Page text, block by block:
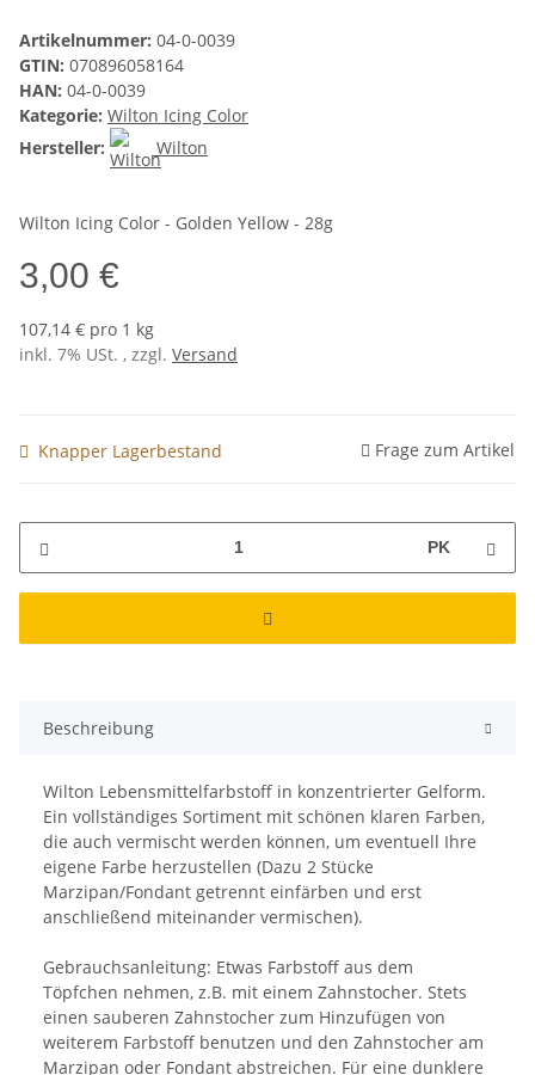
Artikelnummer: 04-0-0039
GTIN: 070896058164
HAN: 04-0-0039
Kategorie: Wilton Icing Color
Hersteller:
Wilton
Wilton Icing Color - Golden Yellow - 28g
3,00 €
107,14 € pro 1 kg
inkl. 7% USt. , zzgl. Versand
Knapper Lagerbestand Frage zum Artikel
PK
Beschreibung
Wilton Lebensmittelfarbstoff in konzentrierter Gelform.
Ein vollständiges Sortiment mit schönen klaren Farben,
die auch vermischt werden können, um eventuell Ihre
eigene Farbe herzustellen (Dazu 2 Stücke
Marzipan/Fondant getrennt einfärben und erst
anschließend miteinander vermischen).
Gebrauchsanleitung: Etwas Farbstoff aus dem
Töpfchen nehmen, z.B. mit einem Zahnstocher. Stets
einen sauberen Zahnstocher zum Hinzufügen von
weiterem Farbstoff benutzen und den Zahnstocher am
Marzipan oder Fondant abstreichen. Für eine dunklere